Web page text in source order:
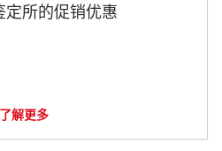
定所的促销优惠
了解更多